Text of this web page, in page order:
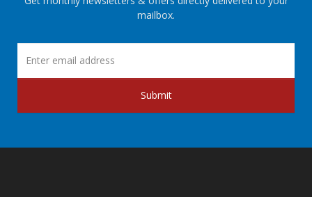
mailbox.
Submit